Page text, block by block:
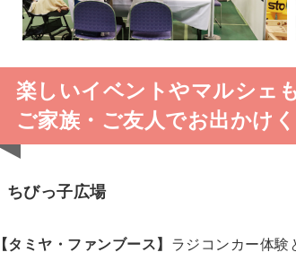
楽しいイベントやマルシェ
ご家族・ご友人でお出かけ
ちびっ子広場
【タミヤ・ファンブース】 ラジコンカー体験